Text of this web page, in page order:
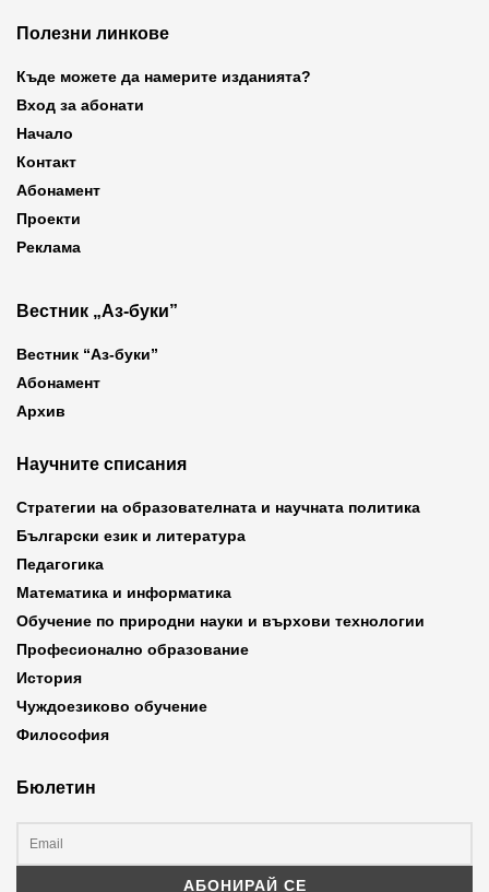
Полезни линкове
Къде можете да намерите изданията?
Вход за абонати
Начало
Контакт
Абонамент
Проекти
Реклама
Вестник „Аз-буки”
Вестник “Аз-буки”
Абонамент
Архив
Научните списания
Стратегии на образователната и научната политика
Български език и литература
Педагогика
Математика и информатика
Обучение по природни науки и върхови технологии
Професионално образование
История
Чуждоезиково обучение
Философия
Бюлетин